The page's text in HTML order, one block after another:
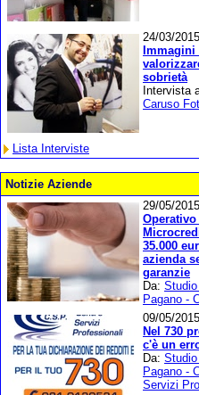
24/03/2015
sobrietà
Intervista
Caruso
Lista Interviste
Notizie Aziende
29/05/2015
Operativo
35.000
azienda
garanzie
Da:
Pagano -
09/05/2015
Nel 730
c'è un
Da:
Pagano -
Servizi